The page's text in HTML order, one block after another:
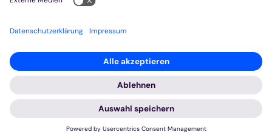
Amtsblatt (Kirchlicher Anzeiger)
Rechtsdatenbank
Meldestelle gemäß Hinweisgeberschutzgesetz
2026 © Bistum Aachen
Impressum
Datenschutzerklärung